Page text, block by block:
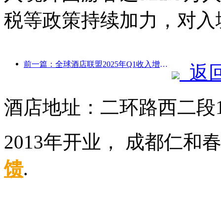
税等政策持续加力，对
前一篇：全球酒店联盟2025年Q1收入增长15%
返
酒店地址：二环路西二
2013年开业， 成都仁
馈.